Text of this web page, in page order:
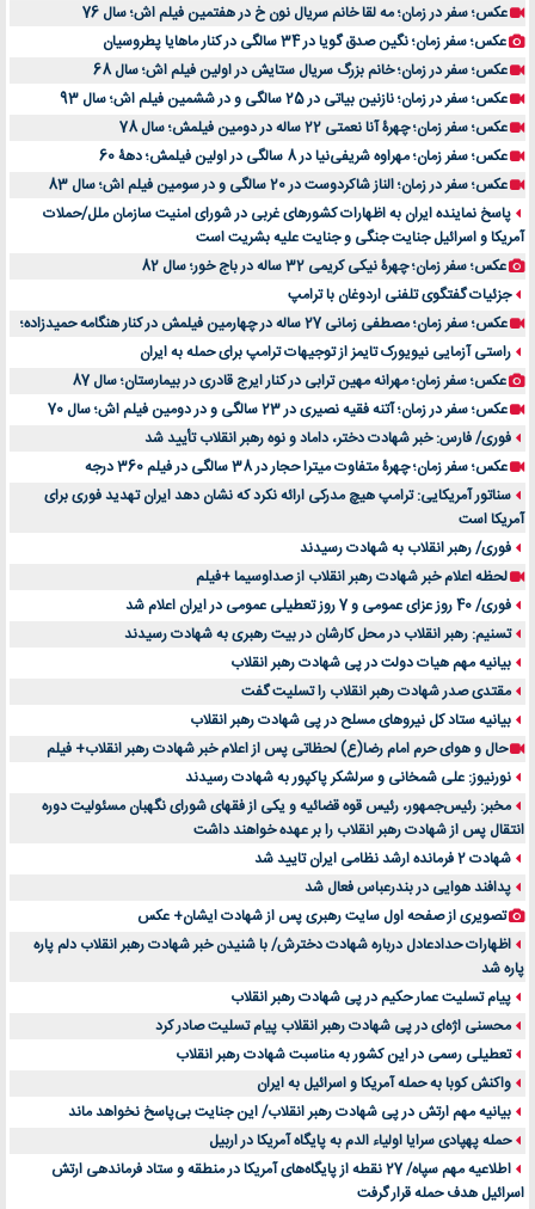
عکس؛ سفر در زمان؛ مه لقا خانم سریال نون خ در هفتمین فیلم اش؛ سال 76
عکس؛ سفر زمان؛ نگین صدق گویا در 34 سالگی در کنار ماهایا پطروسیان
عکس؛ سفر در زمان؛ خانم بزرگ سریال ستایش در اولین فیلم اش؛ سال 68
عکس؛ سفر در زمان؛ نازنین بیاتی در 25 سالگی و در ششمین فیلم اش؛ سال 93
عکس؛ سفر زمان؛ چهرۀ آنا نعمتی 22 ساله در دومین فیلمش؛ سال 78
عکس؛ سفر زمان؛ مهراوه شریفی‌نیا در 8 سالگی در اولین فیلمش؛ دهۀ 60
عکس؛ سفر در زمان؛ الناز شاکردوست در 20 سالگی و در سومین فیلم اش؛ سال 83
پاسخ نماینده ایران به اظهارات کشورهای غربی در شورای امنیت سازمان ملل/حملات
آمریکا و اسرائیل جنایت جنگی و جنایت علیه بشریت است
عکس؛ سفر زمان؛ چهرۀ نیکی کریمی 32 ساله در باج خور؛ سال 82
جزئیات گفتگوی تلفنی اردوغان با ترامپ
عکس؛ سفر زمان؛ مصطفی زمانی 27 ساله در چهارمین فیلمش در کنار هنگامه حمیدزاده؛
راستی آزمایی نیویورک تایمز از توجیهات ترامپ برای حمله به ایران
عکس؛ سفر زمان؛ مهرانه مهین ترابی در کنار ایرج قادری در بیمارستان؛ سال 87
عکس؛ سفر در زمان؛ آتنه فقیه نصیری در 23 سالگی و در دومین فیلم اش؛ سال 70
فوری/ فارس: خبر شهادت دختر، داماد و نوه رهبر انقلاب تأیید شد
عکس؛ سفر زمان؛ چهرۀ متفاوت میترا حجار در 38 سالگی در فیلم 360 درجه
سناتور آمریکایی: ترامپ هیچ مدرکی ارائه نکرد که نشان دهد ایران تهدید فوری برای
آمریکا است
فوری/ رهبر انقلاب به شهادت رسیدند
لحظه اعلام خبر شهادت رهبر انقلاب از صداوسیما +فیلم
فوری/ 40 روز عزای عمومی و 7 روز تعطیلی عمومی در ایران اعلام شد
تسنیم: رهبر انقلاب در محل کارشان در بیت رهبری به شهادت رسیدند
بیانیه مهم هیات دولت در پی شهادت رهبر انقلاب
مقتدی صدر شهادت رهبر انقلاب را تسلیت گفت
بیانیه ستاد کل نیروهای مسلح در پی شهادت رهبر انقلاب
حال و هوای حرم امام رضا(ع) لحظاتی پس از اعلام خبر شهادت رهبر انقلاب+ فیلم
نورنیوز: علی شمخانی و سرلشکر پاکپور به شهادت رسیدند
مخبر: رئیس‌جمهور، رئیس قوه ‌قضائیه و یکی از فقهای شورای نگهبان مسئولیت دوره
انتقال پس ‌از شهادت رهبر انقلاب را بر عهده خواهند داشت
شهادت 2 فرمانده ارشد نظامی ایران تایید شد
پدافند هوایی در بندرعباس فعال شد
تصویری از صفحه اول سایت رهبری پس از شهادت ایشان+ عکس
اظهارات حدادعادل درباره شهادت دخترش/ با شنیدن خبر شهادت رهبر انقلاب دلم پاره
پاره شد
پیام تسلیت عمار حکیم در پی شهادت رهبر انقلاب
محسنی اژه‌ای در پی شهادت رهبر انقلاب پیام تسلیت صادر کرد
تعطیلی رسمی در این کشور به مناسبت شهادت رهبر انقلاب
واکنش کوبا به حمله آمریکا و اسرائیل به ایران
بیانیه مهم ارتش در پی شهادت رهبر انقلاب/ این جنایت بی‌پاسخ نخواهد ماند
حمله پهپادی سرایا اولیاء الدم به پایگاه آمریکا در اربیل
اطلاعیه مهم سپاه/ 27 نقطه از پایگاه‌های آمریکا در منطقه و ستاد فرماندهی ارتش
اسرائیل هدف حمله قرار گرفت